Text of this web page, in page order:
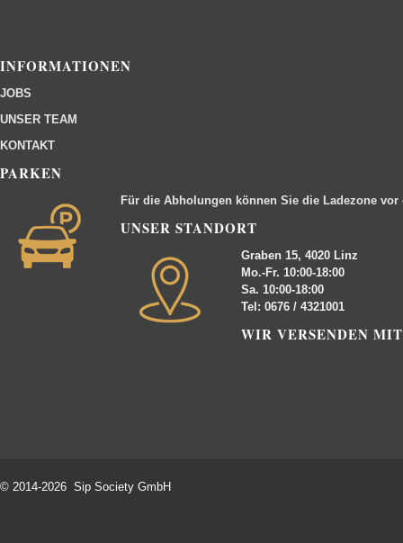
INFORMATIONEN
JOBS
UNSER TEAM
KONTAKT
PARKEN
Für die Abholungen können Sie die Ladezone
UNSER STANDORT
Graben 15, 4020 Linz
Mo.-Fr. 10:00-18:00
Sa. 10:00-18:00
Tel: 0676 / 4321001
WIR VERSENDEN
© 2014-2026 Sip Society GmbH